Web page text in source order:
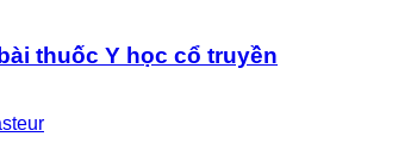
thuốc Y học cổ truyền